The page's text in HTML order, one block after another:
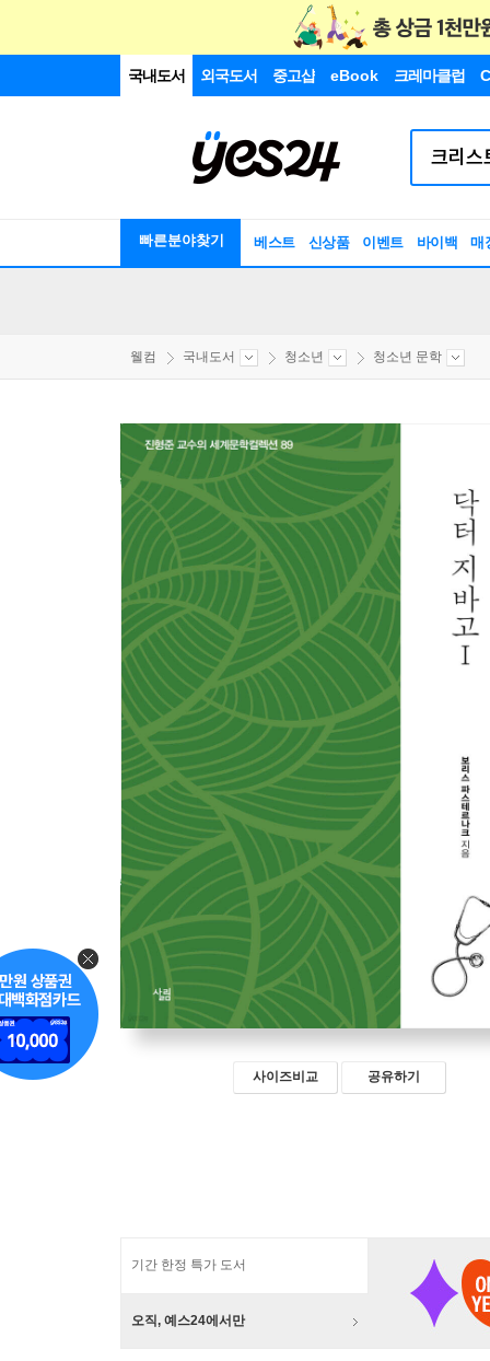
국내도서 외국도서 중고샵 eBook 크레마클럽
빠른분야찾기 베스트 신상품 이벤트 바이백 매
웰컴 국내도서 청소년 청소년 문학
사이즈비교 공유하기
기간 한정 특가 도서
오직, 예스24에서만